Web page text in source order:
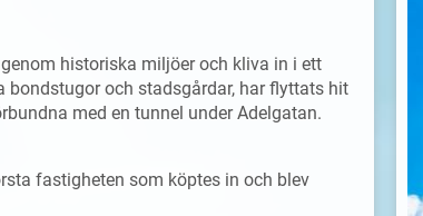
historiska miljöer och kliva in i ett
bondstugor och stadsgårdar, har flyttats hit
med en tunnel under Adelgatan.
fastigheten som köptes in och blev